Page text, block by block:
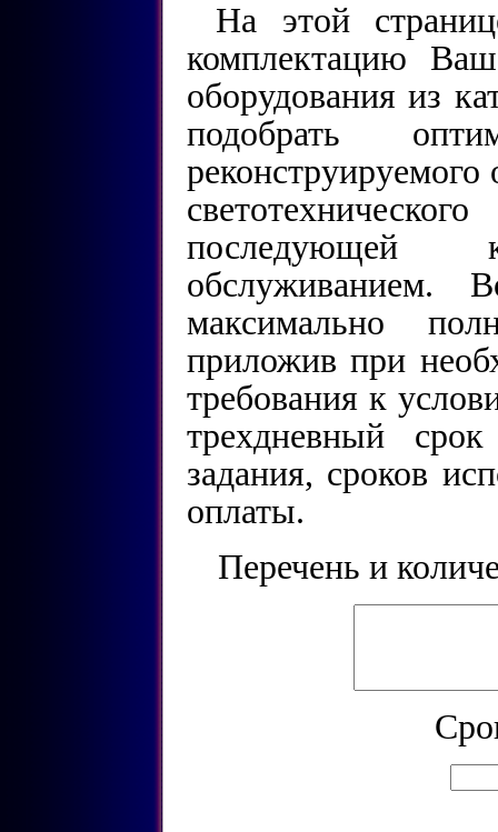
На этой
комплектацию
оборудования из
подобрать
реконструируемого
последующей
обслуживанием.
максимально
приложив при
требования к
трехдневный
задания, сроков
оплаты.
Перечень и